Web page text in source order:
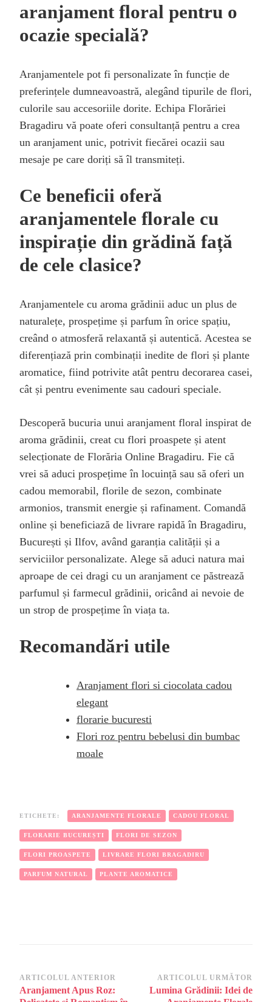
aranjament floral pentru o
ocazie specială?
Aranjamentele pot fi personalizate în funcție de
preferințele dumneavoastră, alegând tipurile de flori,
culorile sau accesoriile dorite. Echipa Florăriei
Bragadiru vă poate oferi consultanță pentru a crea
un aranjament unic, potrivit fiecărei ocazii sau
mesaje pe care doriți să îl transmiteți.
Ce beneficii oferă
aranjamentele florale cu
inspirație din grădină față
de cele clasice?
Aranjamentele cu aroma grădinii aduc un plus de
naturalețe, prospețime și parfum în orice spațiu,
creând o atmosferă relaxantă și autentică. Acestea se
diferențiază prin combinații inedite de flori și plante
aromatice, fiind potrivite atât pentru decorarea casei,
cât și pentru evenimente sau cadouri speciale.
Descoperă bucuria unui aranjament floral inspirat de
aroma grădinii, creat cu flori proaspete și atent
selecționate de Florăria Online Bragadiru. Fie că
vrei să aduci prospețime în locuință sau să oferi un
cadou memorabil, florile de sezon, combinate
armonios, transmit energie și rafinament. Comandă
online și beneficiază de livrare rapidă în Bragadiru,
București și Ilfov, având garanția calității și a
serviciilor personalizate. Alege să aduci natura mai
aproape de cei dragi cu un aranjament ce păstrează
parfumul și farmecul grădinii, oricând ai nevoie de
un strop de prospețime în viața ta.
Recomandări utile
Aranjament flori si ciocolata cadou
elegant
florarie bucuresti
Flori roz pentru bebelusi din bumbac
moale
ETICHETE: ARANJAMENTE FLORALE CADOU FLORAL
FLORARIE BUCUREȘTI FLORI DE SEZON
FLORI PROASPETE LIVRARE FLORI BRAGADIRU
PARFUM NATURAL PLANTE AROMATICE
Navigare
ARTICOLUL ANTERIOR
Aranjament Apus Roz:
ARTICOLUL URMĂTOR
Lumina Grădinii: Idei de